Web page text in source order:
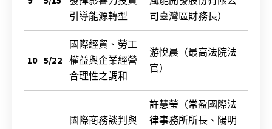
引導能源轉型
司臺灣區財務長）
10 5/22
國際經貿、勞工
權益與企業經營
合理性之調和
游悅晨（最高法院法
官）
國際商務談判與
許慧瑩（常盈國際法
律事務所所長、陽明